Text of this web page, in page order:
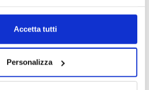
Accetta tutti
Personalizza